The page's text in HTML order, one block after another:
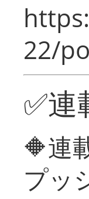
22/
✅連
🔶連
プッ